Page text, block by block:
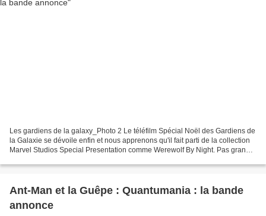
Les gardiens de la galaxy_Photo 2 Le téléfilm Spécial Noël des Gardiens de
la Galaxie se dévoile enfin et nous apprenons qu'il fait parti de la collection
Marvel Studios Special Presentation comme Werewolf By Night. Pas grand
Ant-Man et la Guêpe : Quantumania : la bande
annonce